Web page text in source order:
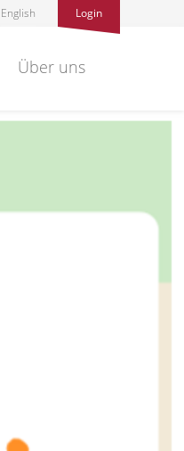
English Login
Über uns